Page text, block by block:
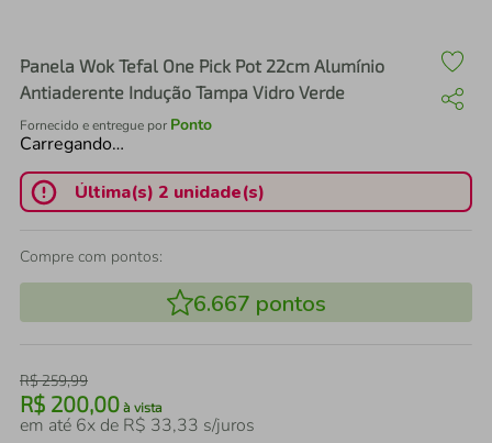
Panela Wok Tefal One Pick Pot 22cm Alumínio
Antiaderente Indução Tampa Vidro Verde
Fornecido e entregue por Ponto
Carregando…
Última(s) 2 unidade(s)
Compre com pontos:
6.667 pontos
R$259,99
R$ 200,00 à vista
em até 6x de R$ 33,33 s/juros